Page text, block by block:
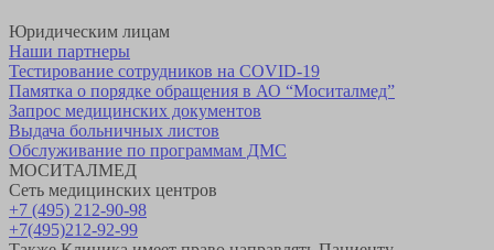
Юридическим лицам
Наши партнеры
Тестирование сотрудников на COVID-19
Памятка о порядке обращения в АО “Моситалмед”
Запрос медицинских документов
Выдача больничных листов
Обслуживание по программам ДМС
МОСИТАЛМЕД
Сеть медицинских центров
+7 (495) 212-90-98
+7(495)212-92-99